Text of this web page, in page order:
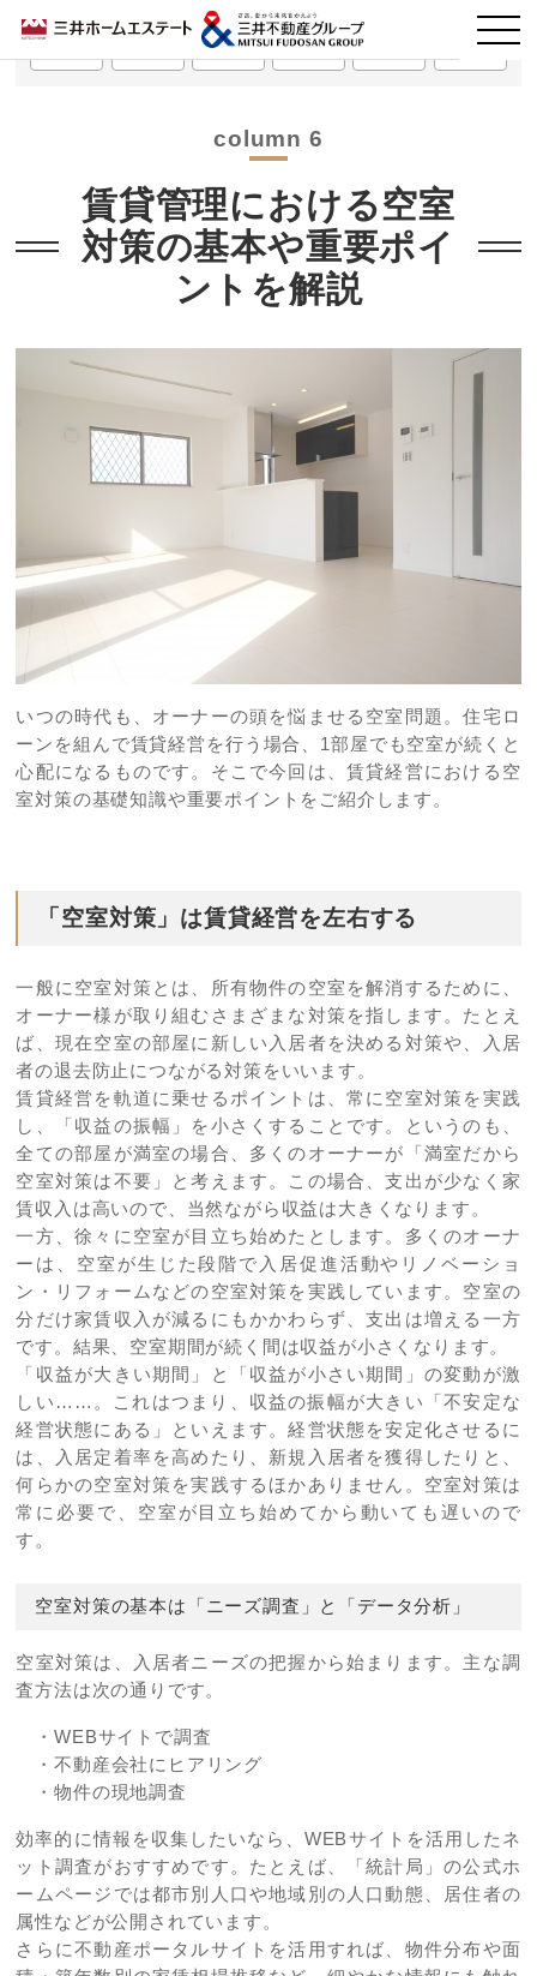
第3回 第4回 第6回
column 6
賃貸管理における空室
対策の基本や重要ポイ
ントを解説
いつの時代も、オーナーの頭を悩ませる空室問題。住宅ロ
ーンを組んで賃貸経営を行う場合、1部屋でも空室が続くと
心配になるものです。そこで今回は、賃貸経営における空
室対策の基礎知識や重要ポイントをご紹介します。
「空室対策」は賃貸経営を左右する
一般に空室対策とは、所有物件の空室を解消するために、
オーナー様が取り組むさまざまな対策を指します。たとえ
ば、現在空室の部屋に新しい入居者を決める対策や、入居
者の退去防止につながる対策をいいます。
賃貸経営を軌道に乗せるポイントは、常に空室対策を実践
し、「収益の振幅」を小さくすることです。というのも、
全ての部屋が満室の場合、多くのオーナーが「満室だから
空室対策は不要」と考えます。この場合、支出が少なく家
賃収入は高いので、当然ながら収益は大きくなります。
一方、徐々に空室が目立ち始めたとします。多くのオーナ
ーは、空室が生じた段階で入居促進活動やリノベーショ
ン・リフォームなどの空室対策を実践しています。空室の
分だけ家賃収入が減るにもかかわらず、支出は増える一方
です。結果、空室期間が続く間は収益が小さくなります。
「収益が大きい期間」と「収益が小さい期間」の変動が激
しい……。これはつまり、収益の振幅が大きい「不安定な
経営状態にある」といえます。経営状態を安定化させるに
は、入居定着率を高めたり、新規入居者を獲得したりと、
何らかの空室対策を実践するほかありません。空室対策は
常に必要で、空室が目立ち始めてから動いても遅いので
す。
空室対策の基本は「ニーズ調査」と「データ分析」
空室対策は、入居者ニーズの把握から始まります。主な調
査方法は次の通りです。
・WEBサイトで調査
・不動産会社にヒアリング
・物件の現地調査
効率的に情報を収集したいなら、WEBサイトを活用したネ
ット調査がおすすめです。たとえば、「統計局」の公式ホ
ームページでは都市別人口や地域別の人口動態、居住者の
属性などが公開されています。
さらに不動産ポータルサイトを活用すれば、物件分布や面